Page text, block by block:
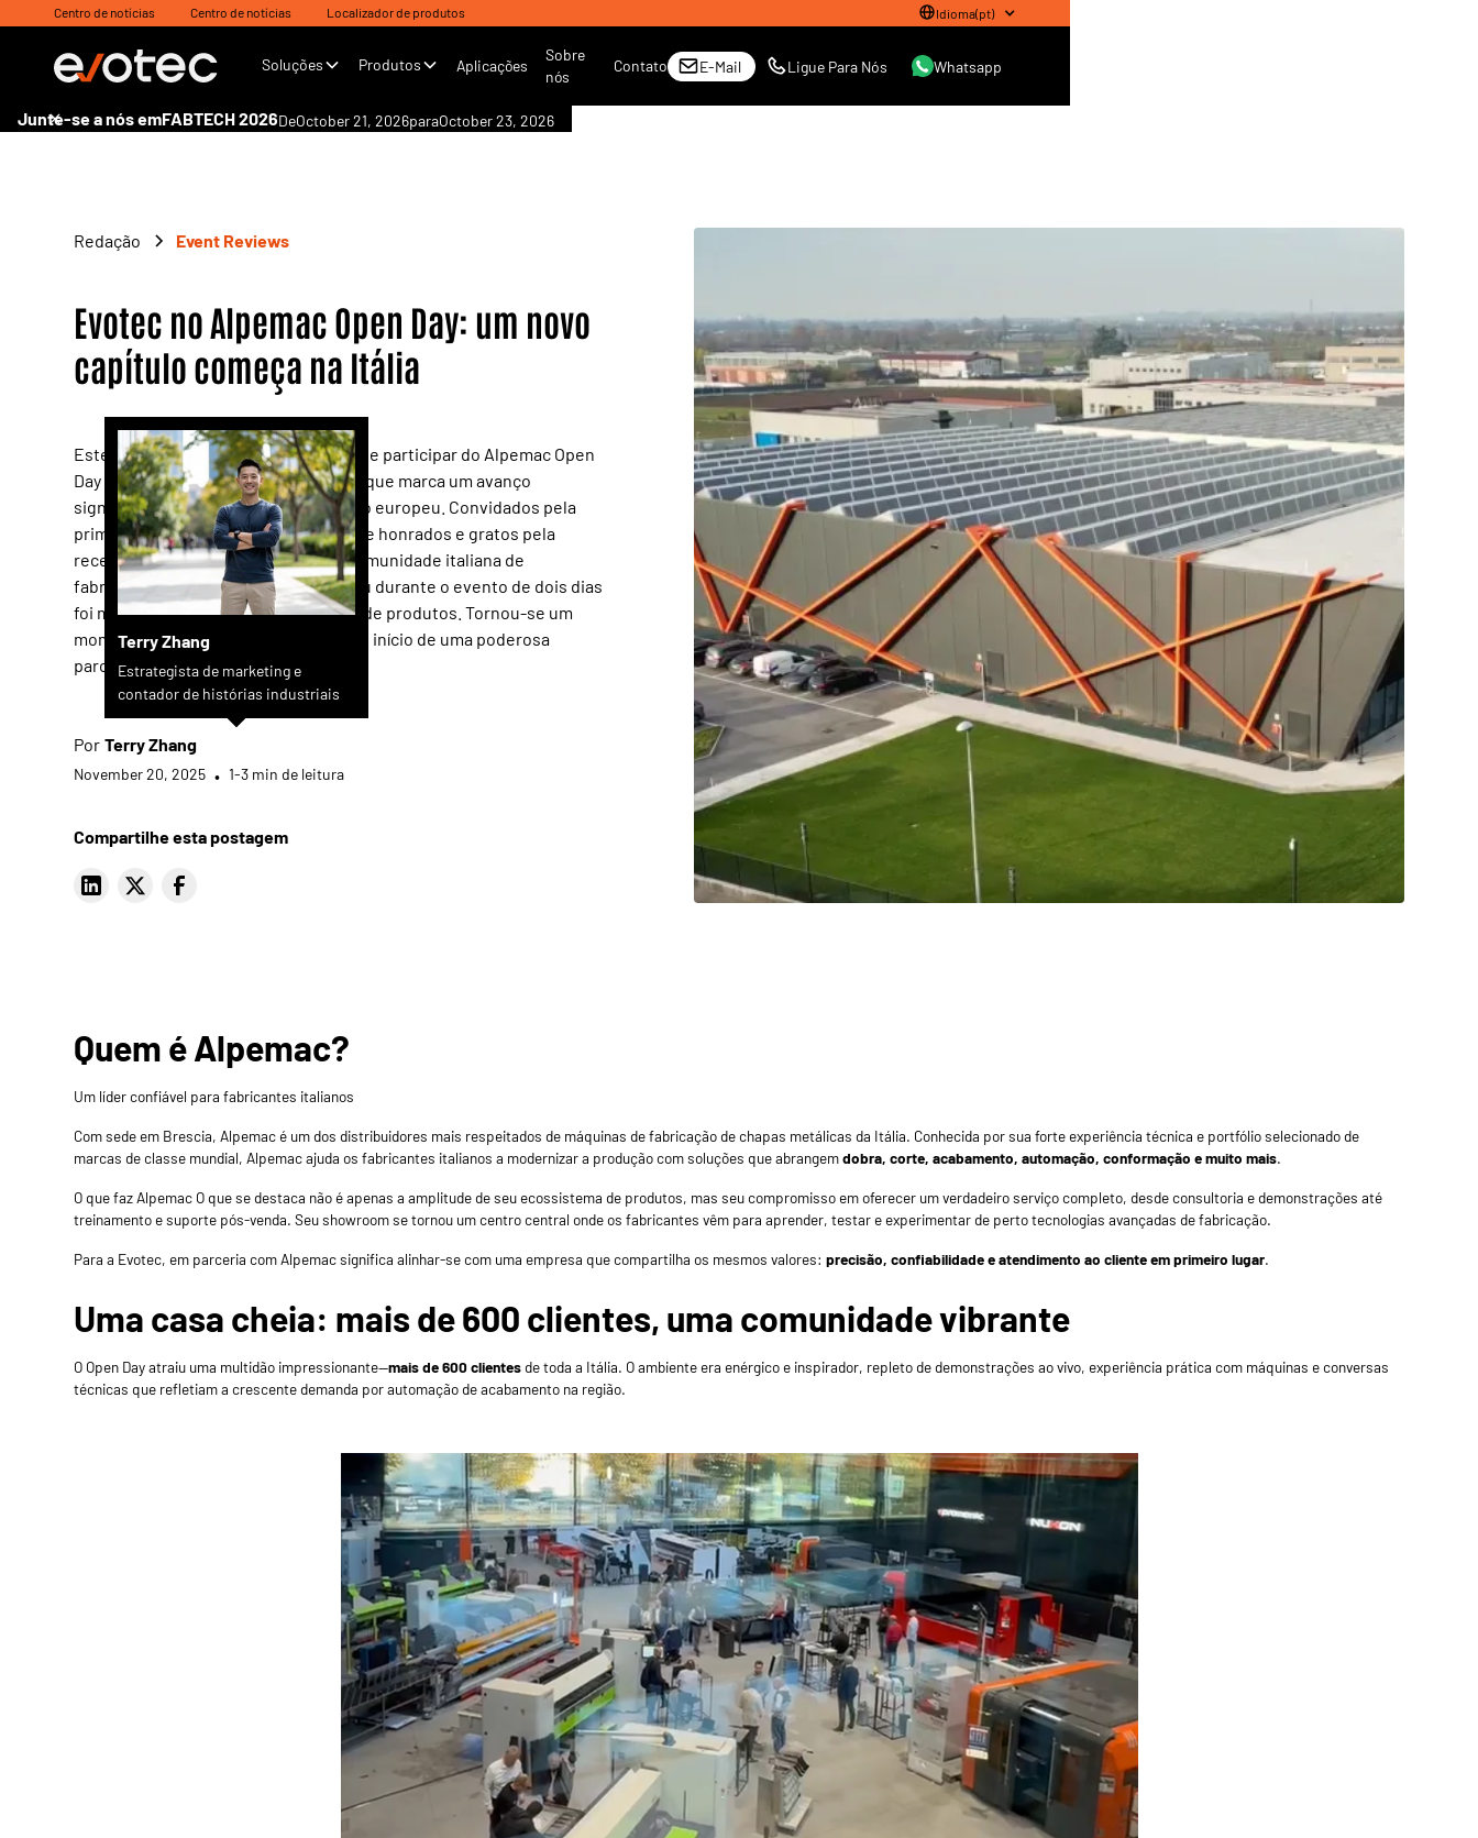
Centro de notícias Centro de notícias Localizador de produtos Idioma(pt)
Soluções Produtos Aplicações
Sobre
nós
Contato E-Mail Ligue Para Nós Whatsapp
Junte-se a nós emFABTECH 2026DeOctober 21, 2026paraOctober 23, 2026
Redação Event Reviews
Evotec no Alpemac Open Day: um novo
capítulo começa na Itália
Este mês, nossa equipe teve a honra de participar do Alpemac Open
Day na Itália — um momento marcante que marca um avanço
significativo para a Evotec no mercado europeu. Convidados pela
primeira vez, ficamos verdadeiramente honrados e gratos pela
recepção calorosa da Alpemac e da comunidade italiana de
fabricação de metais. O que aconteceu durante o evento de dois dias
foi muito além de uma simples vitrine de produtos. Tornou-se um
momento de conexão, colaboração e o início de uma poderosa
parceria de longo prazo.
Por
Terry Zhang
Estrategista de marketing e
contador de histórias industriais
Terry Zhang
November 20, 2025 • 1-3 min de leitura
Compartilhe esta postagem
Quem éAlpemac?
Um líder confiável para fabricantes italianos
Com sede em Brescia,Alpemacé um dos distribuidores mais respeitados de máquinas de fabricação de chapas metálicas da Itália. Conhecida por sua forte experiência técnica e portfólio selecionado de
marcas de classe mundial,Alpemacajuda os fabricantes italianos a modernizar a produção com soluções que abrangemdobra, corte, acabamento, automação, conformação e muito mais.
O que fazAlpemac O que se destaca não é apenas a amplitude de seu ecossistema de produtos, mas seu compromisso em oferecer um verdadeiro serviço completo, desde consultoria e demonstrações até
treinamento e suporte pós-venda. Seu showroom se tornou um centro central onde os fabricantes vêm para aprender, testar e experimentar de perto tecnologias avançadas de fabricação.
Para a Evotec, em parceria comAlpemacsignifica alinhar-se com uma empresa que compartilha os mesmos valores:precisão, confiabilidade e atendimento ao cliente em primeiro lugar.
Uma casa cheia: mais de 600 clientes, uma comunidade vibrante
O Open Day atraiu uma multidão impressionante—mais de 600 clientesde toda a Itália. O ambiente era enérgico e inspirador, repleto de demonstrações ao vivo, experiência prática com máquinas e conversas
técnicas que refletiam a crescente demanda por automação de acabamento na região.